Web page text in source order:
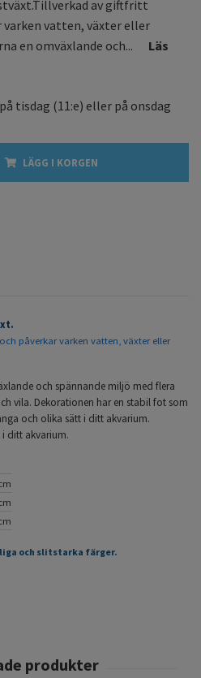
av giftfritt
vatten, växter eller
en omväxlande och...
Läs
tisdag (11:e) eller på onsdag
LÄGG I KORGEN
påverkar varken vatten, växter eller
och spännande miljö med flera
vila. Dekorationen har en stabil fot som
och olika sätt i ditt akvarium.
i ditt akvarium.
och slitstarka färger.